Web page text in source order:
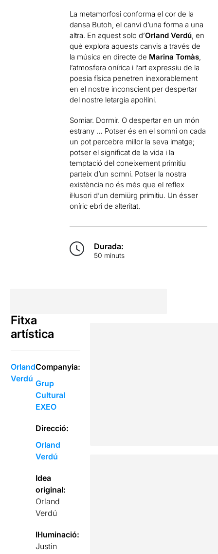
La metamorfosi conforma el cor de la
dansa Butoh, el canvi d’una forma a una
altra. En aquest solo d’Orland Verdú, en
què explora aquests canvis a través de
la música en directe de Marina Tomàs,
l’atmosfera onírica i l’art expressiu de la
poesia física penetren inexorablement
en el nostre inconscient per despertar
del nostre letargia apol·lini.
Somiar. Dormir. O despertar en un món
estrany … Potser és en el somni on cada
un pot percebre millor la seva imatge;
potser el significat de la vida i la
temptació del coneixement primitiu
parteix d’un somni. Potser la nostra
existència no és més que el reflex
il·lusori d’un demiürg primitiu. Un ésser
oníric ebri de alteritat.
Durada:
50 minuts
Fitxa
artística
Orland
Verdú
Companyia:
Grup
Cultural
EXEO
Direcció:
Orland
Verdú
Idea
original:
Orland
Verdú
Il·luminació:
Justin